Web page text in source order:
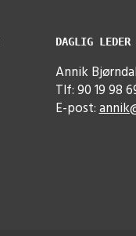
DAGLIG LEDER
Annik Bjørndal
Tlf: 90 19 98
E-post: